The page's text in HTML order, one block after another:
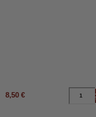
8,50 €